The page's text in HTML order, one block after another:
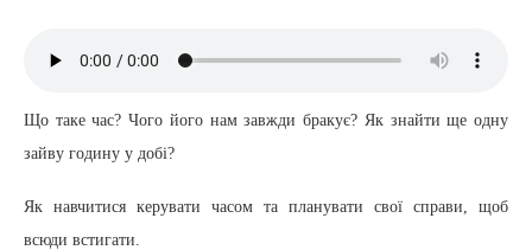
Що таке час? Чого його нам завжди бракує? Як знайти ще одну
зайву годину у добі?
Як навчитися керувати часом та планувати свої справи, щоб
всюди встигати.